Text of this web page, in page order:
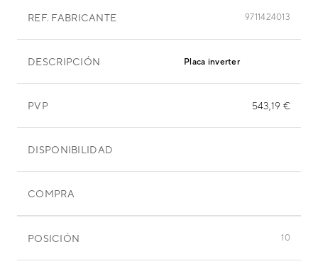
REF. FABRICANTE 9711424013
DESCRIPCIÓN Placa inverter
PVP 543,19 €
DISPONIBILIDAD
COMPRA
POSICIÓN 10